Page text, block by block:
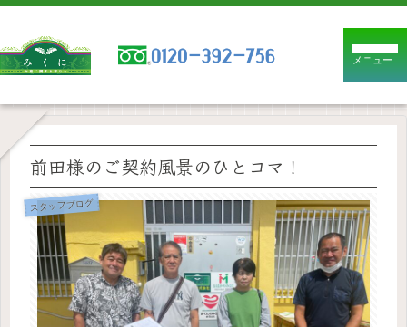
メニュー
前田様のご契約風景のひとコマ！
スタッフブログ